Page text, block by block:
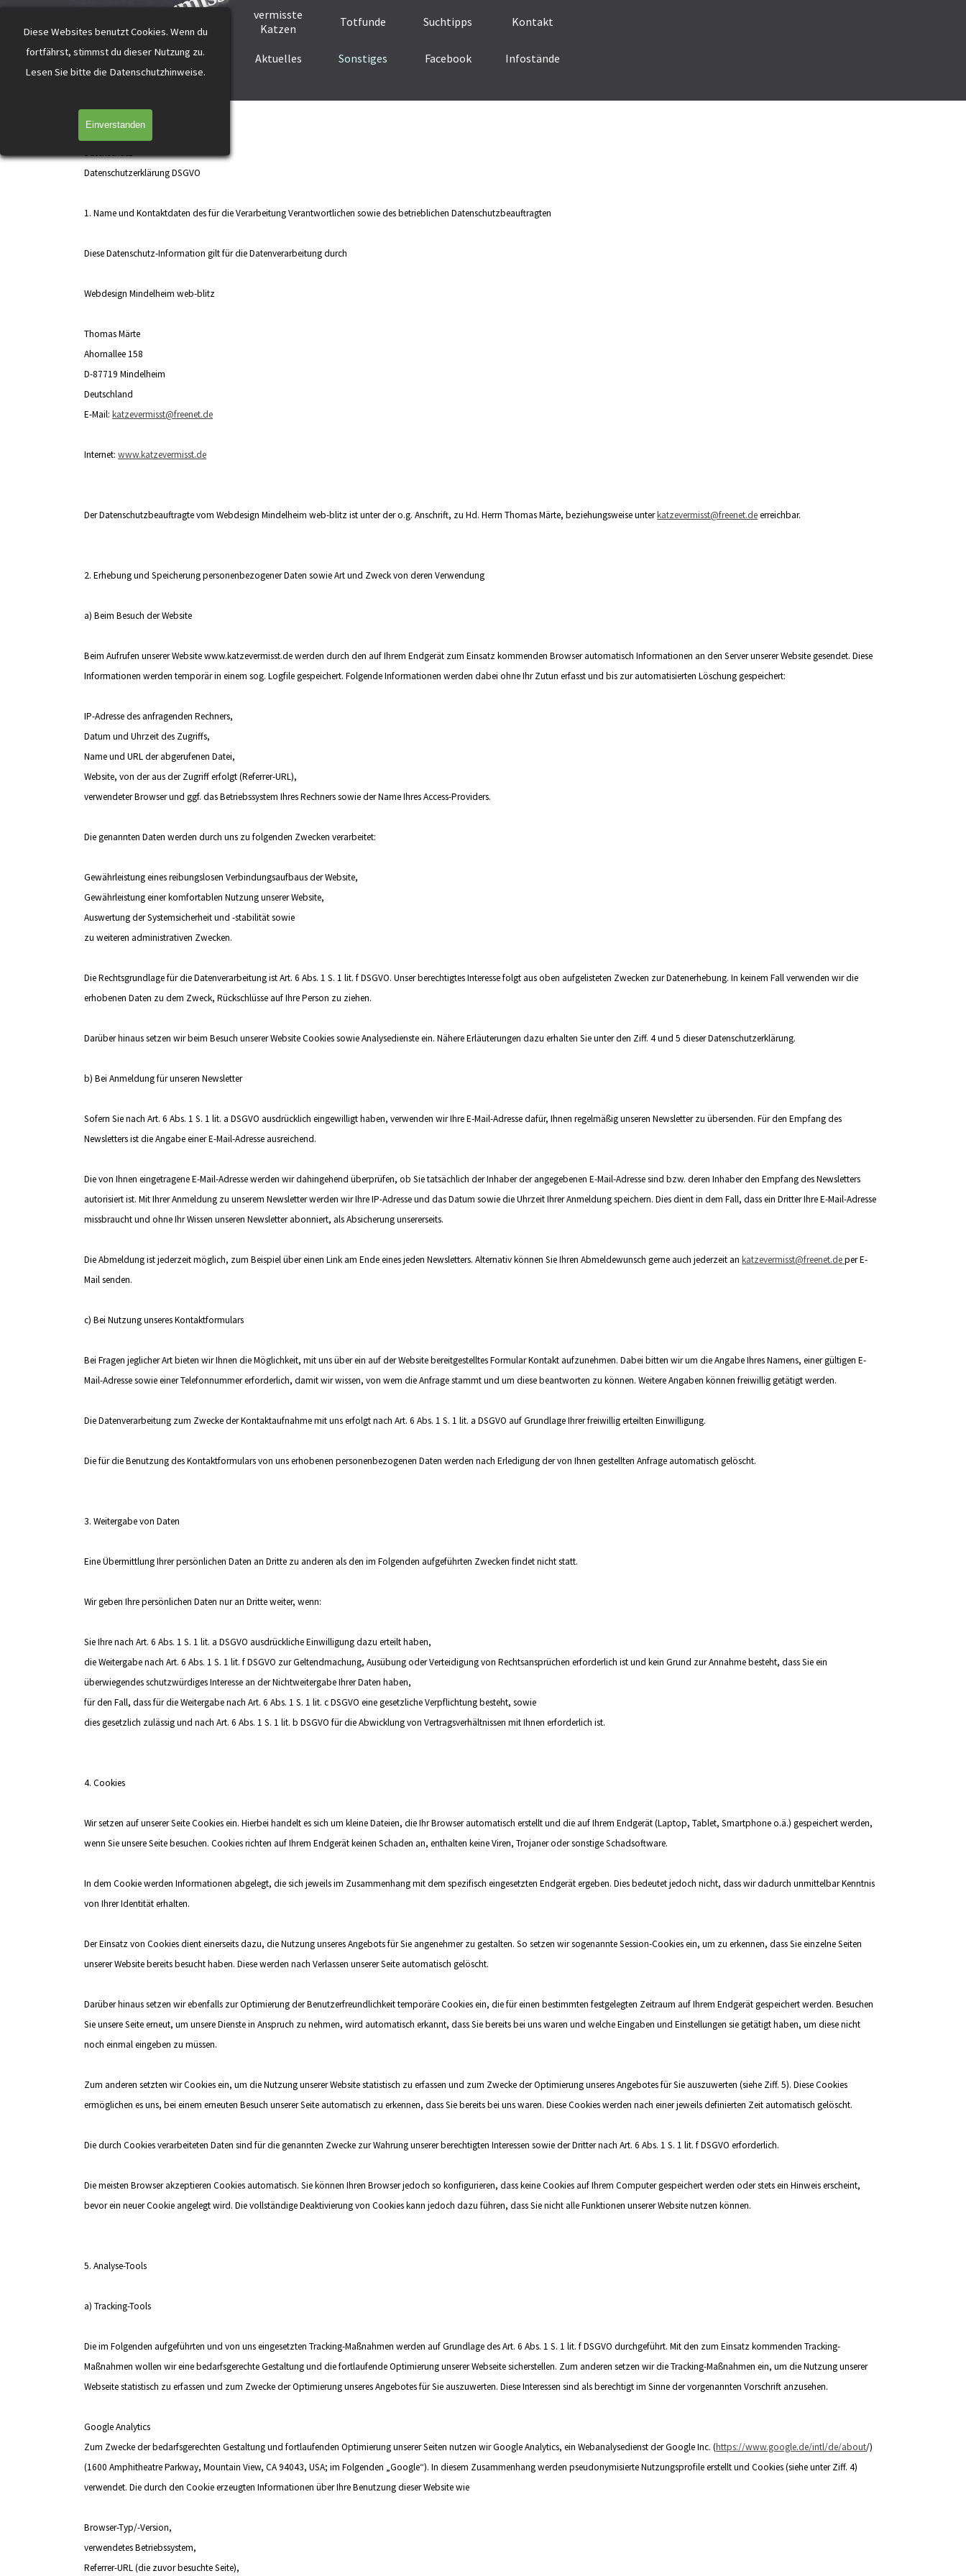
Diese Websites benutzt Cookies. Wenn du
fortfährst, stimmst du dieser Nutzung zu.
Lesen Sie bitte die Datenschutzhinweise.
Einverstanden
Direkt zum Seiteninhalt
Menü überspringen
vermisste
Katzen
Totfunde Suchtipps Kontakt
Helfer werden Helfer gesucht Aktuelles Sonstiges ▼
Facebook Infostände
Datenschutz
Datenschutz
Datenschutzerklärung DSGVO
1. Name und Kontaktdaten des für die Verarbeitung Verantwortlichen sowie des betrieblichen Datenschutzbeauftragten
Diese Datenschutz-Information gilt für die Datenverarbeitung durch
Webdesign Mindelheim web-blitz
Thomas Märte
Ahornallee 158
D-87719 Mindelheim
Deutschland
E-Mail: katzevermisst@freenet.de
Internet: www.katzevermisst.de
Der Datenschutzbeauftragte vom Webdesign Mindelheim web-blitz ist unter der o.g. Anschrift, zu Hd. Herrn Thomas Märte, beziehungsweise unterkatzevermisst@freenet.deerreichbar.
2. Erhebung und Speicherung personenbezogener Daten sowie Art und Zweck von deren Verwendung
a) Beim Besuch der Website
Beim Aufrufen unserer Websitewww.katzevermisst.dewerden durch den auf Ihrem Endgerät zum Einsatz kommenden Browser automatisch Informationen an den Server unserer Website gesendet. Diese
Informationen werden temporär in einem sog. Logfile gespeichert. Folgende Informationen werden dabei ohne Ihr Zutun erfasst und bis zur automatisierten Löschung gespeichert:
IP-Adresse des anfragenden Rechners,
Datum und Uhrzeit des Zugriffs,
Name und URL der abgerufenen Datei,
Website, von der aus der Zugriff erfolgt (Referrer-URL),
verwendeter Browser und ggf. das Betriebssystem Ihres Rechners sowie der Name Ihres Access-Providers.
Die genannten Daten werden durch uns zu folgenden Zwecken verarbeitet:
Gewährleistung eines reibungslosen Verbindungsaufbaus der Website,
Gewährleistung einer komfortablen Nutzung unserer Website,
Auswertung der Systemsicherheit und -stabilität sowie
zu weiteren administrativen Zwecken.
Die Rechtsgrundlage für die Datenverarbeitung ist Art. 6 Abs. 1 S. 1 lit. f DSGVO. Unser berechtigtes Interesse folgt aus oben aufgelisteten Zwecken zur Datenerhebung. In keinem Fall verwenden wir die
erhobenen Daten zu dem Zweck, Rückschlüsse auf Ihre Person zu ziehen.
Darüber hinaus setzen wir beim Besuch unserer Website Cookies sowie Analysedienste ein. Nähere Erläuterungen dazu erhalten Sie unter den Ziff. 4 und 5 dieser Datenschutzerklärung.
b) Bei Anmeldung für unseren Newsletter
Sofern Sie nach Art. 6 Abs. 1 S. 1 lit. a DSGVO ausdrücklich eingewilligt haben, verwenden wir Ihre E-Mail-Adresse dafür, Ihnen regelmäßig unseren Newsletter zu übersenden. Für den Empfang des
Newsletters ist die Angabe einer E-Mail-Adresse ausreichend.
Die von Ihnen eingetragene E-Mail-Adresse werden wir dahingehend überprüfen, ob Sie tatsächlich der Inhaber der angegebenen E-Mail-Adresse sind bzw. deren Inhaber den Empfang des Newsletters
autorisiert ist. Mit Ihrer Anmeldung zu unserem Newsletter werden wir Ihre IP-Adresse und das Datum sowie die Uhrzeit Ihrer Anmeldung speichern. Dies dient in dem Fall, dass ein Dritter Ihre E-Mail-Adresse
missbraucht und ohne Ihr Wissen unseren Newsletter abonniert, als Absicherung unsererseits.
Die Abmeldung ist jederzeit möglich, zum Beispiel über einen Link am Ende eines jeden Newsletters. Alternativ können Sie Ihren Abmeldewunsch gerne auch jederzeit an katzevermisst@freenet.deper E-
Mail senden.
c) Bei Nutzung unseres Kontaktformulars
Bei Fragen jeglicher Art bieten wir Ihnen die Möglichkeit, mit uns über ein auf der Website bereitgestelltes Formular Kontakt aufzunehmen. Dabei bitten wir um die Angabe Ihres Namens, einer gültigen E-
Mail-Adresse sowie einer Telefonnummer erforderlich, damit wir wissen, von wem die Anfrage stammt und um diese beantworten zu können. Weitere Angaben können freiwillig getätigt werden.
Die Datenverarbeitung zum Zwecke der Kontaktaufnahme mit uns erfolgt nach Art. 6 Abs. 1 S. 1 lit. a DSGVO auf Grundlage Ihrer freiwillig erteilten Einwilligung.
Die für die Benutzung des Kontaktformulars von uns erhobenen personenbezogenen Daten werden nach Erledigung der von Ihnen gestellten Anfrage automatisch gelöscht.
3. Weitergabe von Daten
Eine Übermittlung Ihrer persönlichen Daten an Dritte zu anderen als den im Folgenden aufgeführten Zwecken findet nicht statt.
Wir geben Ihre persönlichen Daten nur an Dritte weiter, wenn:
Sie Ihre nach Art. 6 Abs. 1 S. 1 lit. a DSGVO ausdrückliche Einwilligung dazu erteilt haben,
die Weitergabe nach Art. 6 Abs. 1 S. 1 lit. f DSGVO zur Geltendmachung, Ausübung oder Verteidigung von Rechtsansprüchen erforderlich ist und kein Grund zur Annahme besteht, dass Sie ein
überwiegendes schutzwürdiges Interesse an der Nichtweitergabe Ihrer Daten haben,
für den Fall, dass für die Weitergabe nach Art. 6 Abs. 1 S. 1 lit. c DSGVO eine gesetzliche Verpflichtung besteht, sowie
dies gesetzlich zulässig und nach Art. 6 Abs. 1 S. 1 lit. b DSGVO für die Abwicklung von Vertragsverhältnissen mit Ihnen erforderlich ist.
4. Cookies
Wir setzen auf unserer Seite Cookies ein. Hierbei handelt es sich um kleine Dateien, die Ihr Browser automatisch erstellt und die auf Ihrem Endgerät (Laptop, Tablet, Smartphone o.ä.) gespeichert werden,
wenn Sie unsere Seite besuchen. Cookies richten auf Ihrem Endgerät keinen Schaden an, enthalten keine Viren, Trojaner oder sonstige Schadsoftware.
In dem Cookie werden Informationen abgelegt, die sich jeweils im Zusammenhang mit dem spezifisch eingesetzten Endgerät ergeben. Dies bedeutet jedoch nicht, dass wir dadurch unmittelbar Kenntnis
von Ihrer Identität erhalten.
Der Einsatz von Cookies dient einerseits dazu, die Nutzung unseres Angebots für Sie angenehmer zu gestalten. So setzen wir sogenannte Session-Cookies ein, um zu erkennen, dass Sie einzelne Seiten
unserer Website bereits besucht haben. Diese werden nach Verlassen unserer Seite automatisch gelöscht.
Darüber hinaus setzen wir ebenfalls zur Optimierung der Benutzerfreundlichkeit temporäre Cookies ein, die für einen bestimmten festgelegten Zeitraum auf Ihrem Endgerät gespeichert werden. Besuchen
Sie unsere Seite erneut, um unsere Dienste in Anspruch zu nehmen, wird automatisch erkannt, dass Sie bereits bei uns waren und welche Eingaben und Einstellungen sie getätigt haben, um diese nicht
noch einmal eingeben zu müssen.
Zum anderen setzten wir Cookies ein, um die Nutzung unserer Website statistisch zu erfassen und zum Zwecke der Optimierung unseres Angebotes für Sie auszuwerten (siehe Ziff. 5). Diese Cookies
ermöglichen es uns, bei einem erneuten Besuch unserer Seite automatisch zu erkennen, dass Sie bereits bei uns waren. Diese Cookies werden nach einer jeweils definierten Zeit automatisch gelöscht.
Die durch Cookies verarbeiteten Daten sind für die genannten Zwecke zur Wahrung unserer berechtigten Interessen sowie der Dritter nach Art. 6 Abs. 1 S. 1 lit. f DSGVO erforderlich.
Die meisten Browser akzeptieren Cookies automatisch. Sie können Ihren Browser jedoch so konfigurieren, dass keine Cookies auf Ihrem Computer gespeichert werden oder stets ein Hinweis erscheint,
bevor ein neuer Cookie angelegt wird. Die vollständige Deaktivierung von Cookies kann jedoch dazu führen, dass Sie nicht alle Funktionen unserer Website nutzen können.
5. Analyse-Tools
a) Tracking-Tools
Die im Folgenden aufgeführten und von uns eingesetzten Tracking-Maßnahmen werden auf Grundlage des Art. 6 Abs. 1 S. 1 lit. f DSGVO durchgeführt. Mit den zum Einsatz kommenden Tracking-
Maßnahmen wollen wir eine bedarfsgerechte Gestaltung und die fortlaufende Optimierung unserer Webseite sicherstellen. Zum anderen setzen wir die Tracking-Maßnahmen ein, um die Nutzung unserer
Webseite statistisch zu erfassen und zum Zwecke der Optimierung unseres Angebotes für Sie auszuwerten. Diese Interessen sind als berechtigt im Sinne der vorgenannten Vorschrift anzusehen.
Google Analytics
Zum Zwecke der bedarfsgerechten Gestaltung und fortlaufenden Optimierung unserer Seiten nutzen wir Google Analytics, ein Webanalysedienst der Google Inc. (https://www.google.de/intl/de/about/)
(1600 Amphitheatre Parkway, Mountain View, CA 94043, USA; im Folgenden „Google“). In diesem Zusammenhang werden pseudonymisierte Nutzungsprofile erstellt und Cookies (siehe unter Ziff. 4)
verwendet. Die durch den Cookie erzeugten Informationen über Ihre Benutzung dieser Website wie
Browser-Typ/-Version,
verwendetes Betriebssystem,
Referrer-URL (die zuvor besuchte Seite),